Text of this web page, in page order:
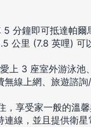
分鐘即可抵達帕爾
公里 (7.8 英哩) 可
上 3 座室外游泳池
線上網、旅遊諮
享受家一般的溫
線，並且提供衛